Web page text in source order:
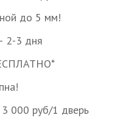
до 5 мм!
2-3 дня
000 руб/1 дверь